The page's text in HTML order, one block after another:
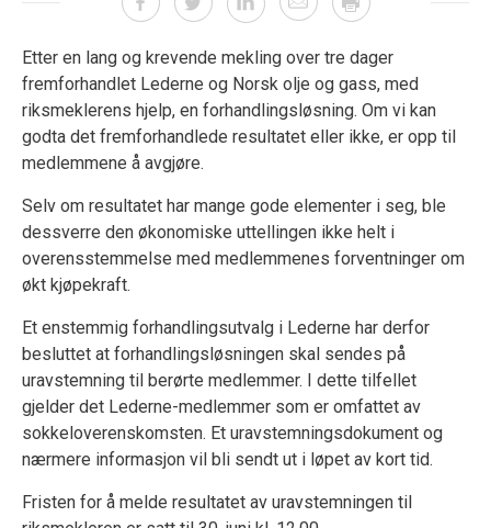
Etter en lang og krevende mekling over tre dager
fremforhandlet Lederne og Norsk olje og gass, med
riksmeklerens hjelp, en forhandlingsløsning. Om vi kan
godta det fremforhandlede resultatet eller ikke, er opp til
medlemmene å avgjøre.
Selv om resultatet har mange gode elementer i seg, ble
dessverre den økonomiske uttellingen ikke helt i
overensstemmelse med medlemmenes forventninger om
økt kjøpekraft.
Et enstemmig forhandlingsutvalg i Lederne har derfor
besluttet at forhandlingsløsningen skal sendes på
uravstemning til berørte medlemmer. I dette tilfellet
gjelder det Lederne-medlemmer som er omfattet av
sokkeloverenskomsten. Et uravstemningsdokument og
nærmere informasjon vil bli sendt ut i løpet av kort tid.
Fristen for å melde resultatet av uravstemningen til